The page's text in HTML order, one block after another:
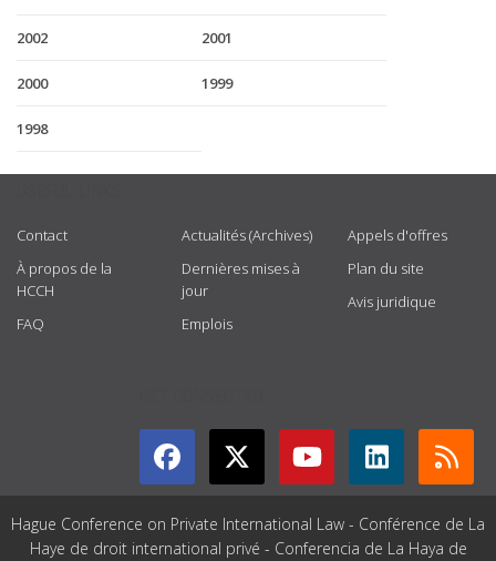
2002 2001
2000 1999
1998
Contact
À propos de la
HCCH
FAQ
Actualités (Archives)
Dernières mises à
jour
Emplois
Appels d'offres
Plan du site
Avis juridique
Hague Conference on Private International Law - Conférence de La
Haye de droit international privé - Conferencia de La Haya de